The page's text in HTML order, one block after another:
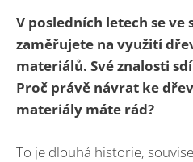
V posledních letech se
zaměřujete na využití
materiálů. Své znalosti
Proč právě návrat ke
materiály máte rád?
To je dlouhá historie,